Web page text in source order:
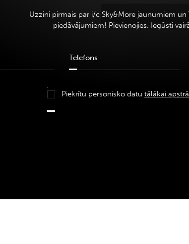
Uzzini pirmais par i/c Sky&More jaunumiem un
piedāvājumiem! Pievienojies. Iegūsti
Piekrītu personisko datu tālākai